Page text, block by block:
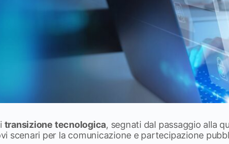
transizione tecnologica, segnati dal passaggio alla
scenari per la comunicazione e partecipazione